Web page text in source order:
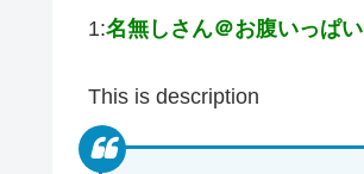
1:名無しさん＠お腹いっぱい
This is description